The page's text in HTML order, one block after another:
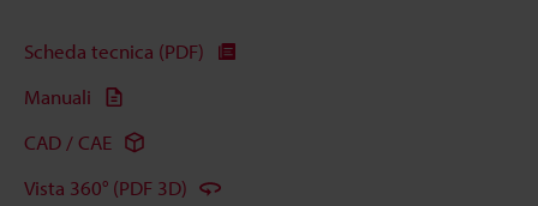
Scheda tecnica (PDF)
Manuali
CAD / CAE
Vista 360° (PDF 3D)